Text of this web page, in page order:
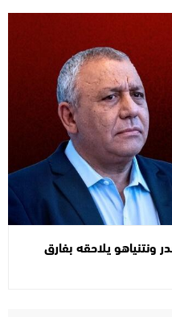
ونتنياهو يلاحقه بفارق